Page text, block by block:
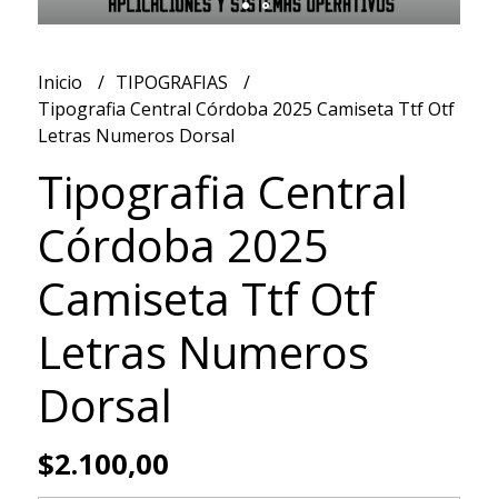
Inicio
TIPOGRAFIAS
Tipografia Central Córdoba 2025 Camiseta Ttf Otf
Letras Numeros Dorsal
Tipografia Central
Córdoba 2025
Camiseta Ttf Otf
Letras Numeros
Dorsal
$2.100,00